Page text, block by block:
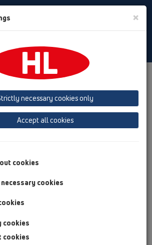
Toggle
Bakış 13 Yer Süzgeçleri
HL317KN
×
necessary cookies only
Accept all cookies
cookies
cookies
cookies
cookies